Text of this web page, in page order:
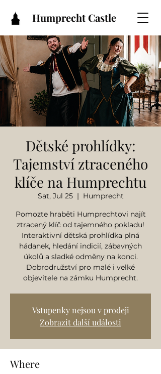
Humprecht Castle
Dětské prohlídky:
Tajemství ztraceného
klíče na Humprechtu
Sat, Jul 25
  |
Humprecht
Pomozte hraběti Humprechtovi najít
ztracený klíč od tajemného pokladu!
Interaktivní dětská prohlídka plná
hádanek, hledání indicií, zábavných
úkolů a sladké odměny na konci.
Dobrodružství pro malé i velké
objevitele na zámku Humprecht.
Vstupenky nejsou v prodeji
Zobrazit další události
Where